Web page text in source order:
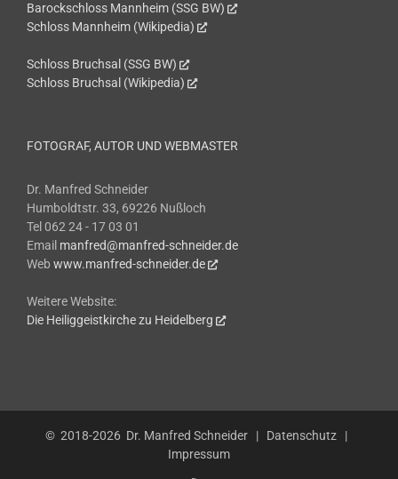
Barockschloss Mannheim (SSG BW)
Schloss Mannheim (Wikipedia)
Schloss Bruchsal (SSG BW)
Schloss Bruchsal (Wikipedia)
FOTOGRAF, AUTOR UND WEBMASTER
Dr. Manfred Schneider
Humboldtstr. 33, 69226 Nußloch
Tel 062 24 - 17 03 01
Email manfred@manfred-schneider.de
Web www.manfred-schneider.de
Weitere Website:
Die Heiliggeistkirche zu Heidelberg
© 2018-2026 Dr. Manfred Schneider | Datenschutz |
Impressum